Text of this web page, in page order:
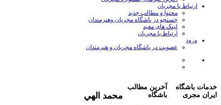
ارتباط با مجریان
محتوا و مطالب جدید
جستجو در باشگاه مجریان وهنرمندان
لینک های مفید
ارتباط با مجریان
ورود
عضویت در باشگاه مجریان و هنرمندان
محمد الهي
آخرین مطالب
باشگاه
خدمات باشگاه
ایران مجری